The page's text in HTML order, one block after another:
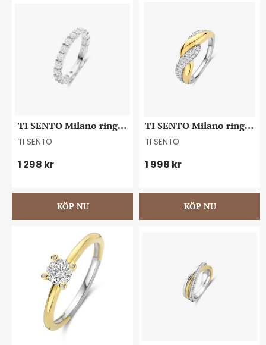
TI SENTO Milano ring
strl 54
TI SENTO
1 298 kr
TI SENTO Milano ring
strl 54
TI SENTO
1 998 kr